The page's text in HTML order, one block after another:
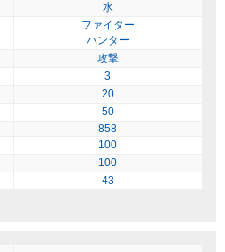
水
ファイター
ハンター
攻撃
3
20
50
858
100
100
43